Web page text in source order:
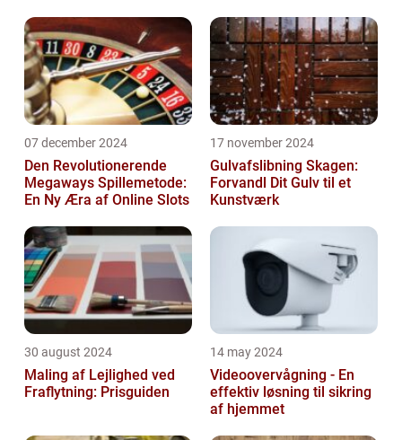
07 december 2024
Den Revolutionerende
Megaways Spillemetode:
En Ny Æra af Online Slots
17 november 2024
Gulvafslibning Skagen:
Forvandl Dit Gulv til et
Kunstværk
30 august 2024
Maling af Lejlighed ved
Fraflytning: Prisguiden
14 may 2024
Videoovervågning - En
effektiv løsning til sikring
af hjemmet